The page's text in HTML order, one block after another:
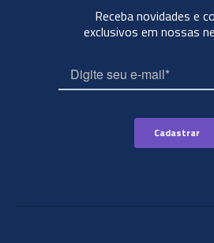
Receba novidades e
exclusivos em nossas